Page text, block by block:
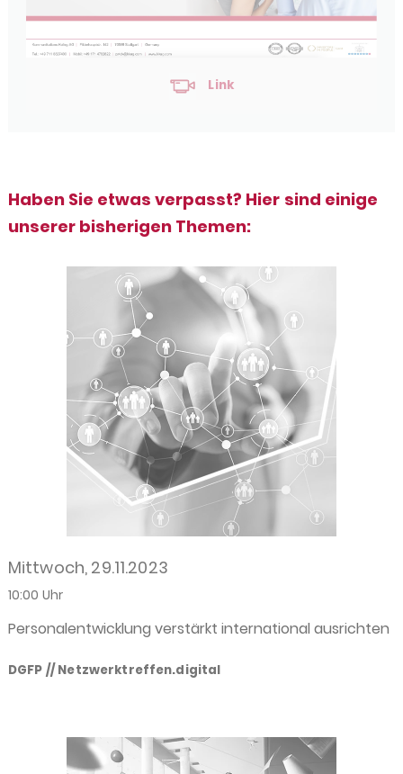
Link
Haben Sie etwas verpasst? Hier sind einige
unserer bisherigen Themen:
Mittwoch, 29.11.2023
10:00 Uhr
Personalentwicklung verstärkt international ausrichten
DGFP // Netzwerktreffen.digital